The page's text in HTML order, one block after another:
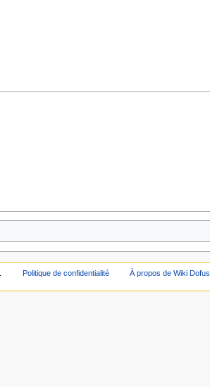
Politique de confidentialité À propos de Wiki Dofus